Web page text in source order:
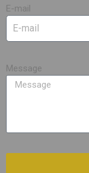
E-mail
Message